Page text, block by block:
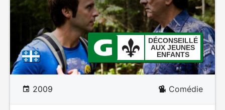
DÉCONSEILLÉ
AUX JEUNES
ENFANTS
2009 Comédie